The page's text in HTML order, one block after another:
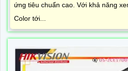
ứng tiêu chuẩn cao. Với khả năng
Color tới...